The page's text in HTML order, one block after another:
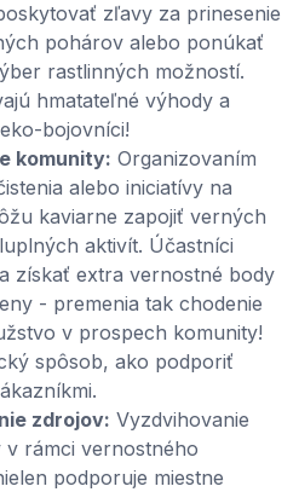
zľavy za prinesenie
pohárov alebo ponúkať
rastlinných možností.
hmatateľné výhody a
bojovníci!
komunity: Organizovaním
alebo iniciatívy na
kaviarne zapojiť verných
aktivít. Účastníci
získať extra vernostné body
- premenia tak chodenie
v prospech komunity!
spôsob, ako podporiť
zdrojov: Vyzdvihovanie
rámci vernostného
podporuje miestne